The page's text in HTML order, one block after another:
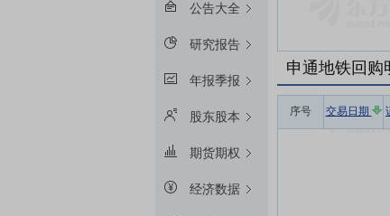
公告大全
研究报告
年报季报
股东股本
期货期权
经济数据
申通地铁回购
序号 交易日期